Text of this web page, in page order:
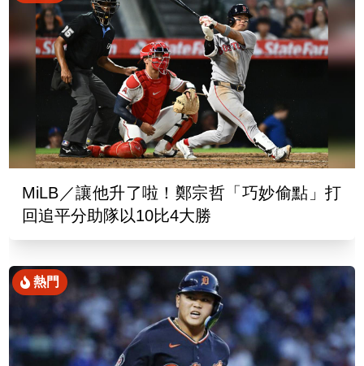
MiLB／讓他升了啦！鄭宗哲「巧妙偷點」打
回追平分助隊以10比4大勝
熱門